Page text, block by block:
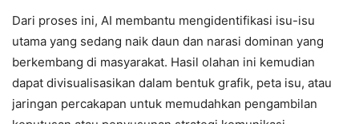
Dari proses ini, AI membantu mengidentifikasi isu-isu
utama yang sedang naik daun dan narasi dominan yang
berkembang di masyarakat. Hasil olahan ini kemudian
dapat divisualisasikan dalam bentuk grafik, peta isu, atau
jaringan percakapan untuk memudahkan pengambilan